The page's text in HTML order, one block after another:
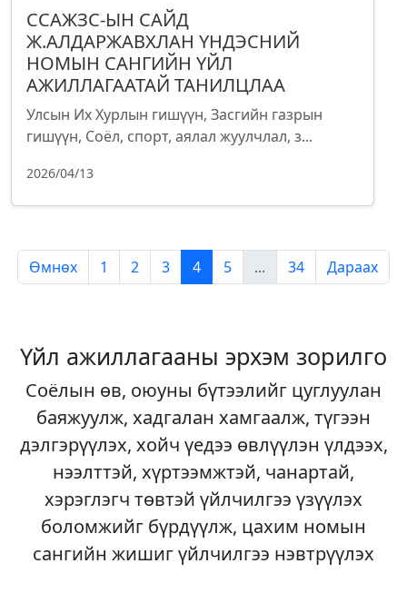
ССАЖЗС-ЫН САЙД
Ж.АЛДАРЖАВХЛАН ҮНДЭСНИЙ
НОМЫН САНГИЙН ҮЙЛ
АЖИЛЛАГААТАЙ ТАНИЛЦЛАА
Улсын Их Хурлын гишүүн, Засгийн газрын
гишүүн, Соёл, спорт, аялал жуулчлал, з...
2026/04/13
Өмнөх 1 2 3 4 5 ... 34 Дараах
Үйл ажиллагааны эрхэм зорилго
Соёлын өв, оюуны бүтээлийг цуглуулан
баяжуулж, хадгалан хамгаалж, түгээн
дэлгэрүүлэх, хойч үедээ өвлүүлэн үлдээх,
нээлттэй, хүртээмжтэй, чанартай,
хэрэглэгч төвтэй үйлчилгээ үзүүлэх
боломжийг бүрдүүлж, цахим номын
сангийн жишиг үйлчилгээ нэвтрүүлэх